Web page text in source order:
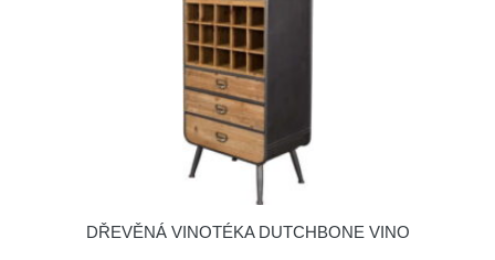
DŘEVĚNÁ VINOTÉKA DUTCHBONE VINO